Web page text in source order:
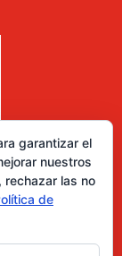
garantizar el
nuestros
las no
de